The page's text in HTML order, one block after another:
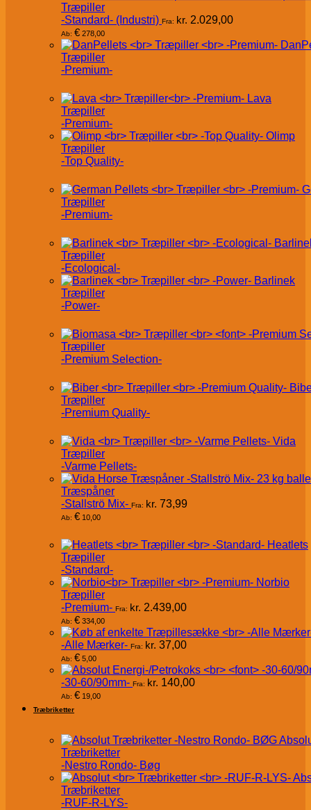
Træpiller
-Standard- (Industri) Fra: kr. 2.029,00
Ab: € 278,00
Træpiller
-Premium-
Lava
Træpiller
-Premium-
Olimp
Træpiller
-Top Quality-
Træpiller
-Premium-
Træpiller
-Ecological-
Barlinek
Træpiller
-Power-
Træpiller
-Premium Selection-
Træpiller
-Premium Quality-
Vida
Træpiller
-Varme Pellets-
Træspåner
-Stallströ Mix- Fra: kr. 73,99
Ab: € 10,00
Heatlets
Træpiller
-Standard-
Norbio
Træpiller
-Premium- Fra: kr. 2.439,00
Ab: € 334,00
-Alle Mærker- Fra: kr. 37,00
Ab: € 5,00
-30-60/90mm- Fra: kr. 140,00
Ab: € 19,00
Træbriketter
Træbriketter
-Nestro Rondo- Bøg
Træbriketter
-RUF-R-LYS-